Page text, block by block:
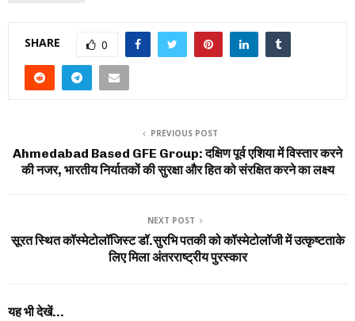
SHARE 0
PREVIOUS POST
Ahmedabad Based GFE Group: दक्षिण पूर्व एशिया में विस्तार करने
की नजर, भारतीय निर्यातकों की सुरक्षा और हित को संरक्षित करने का लक्ष्य
NEXT POST
सूरत स्थित कॉस्मेटोलॉजिस्ट डॉ.सुरभि पतकी को कॉस्मेटोलॉजी में उत्कृष्टताके
लिए मिला अंतरराष्ट्रीय पुरस्कार
यह भी देखें...